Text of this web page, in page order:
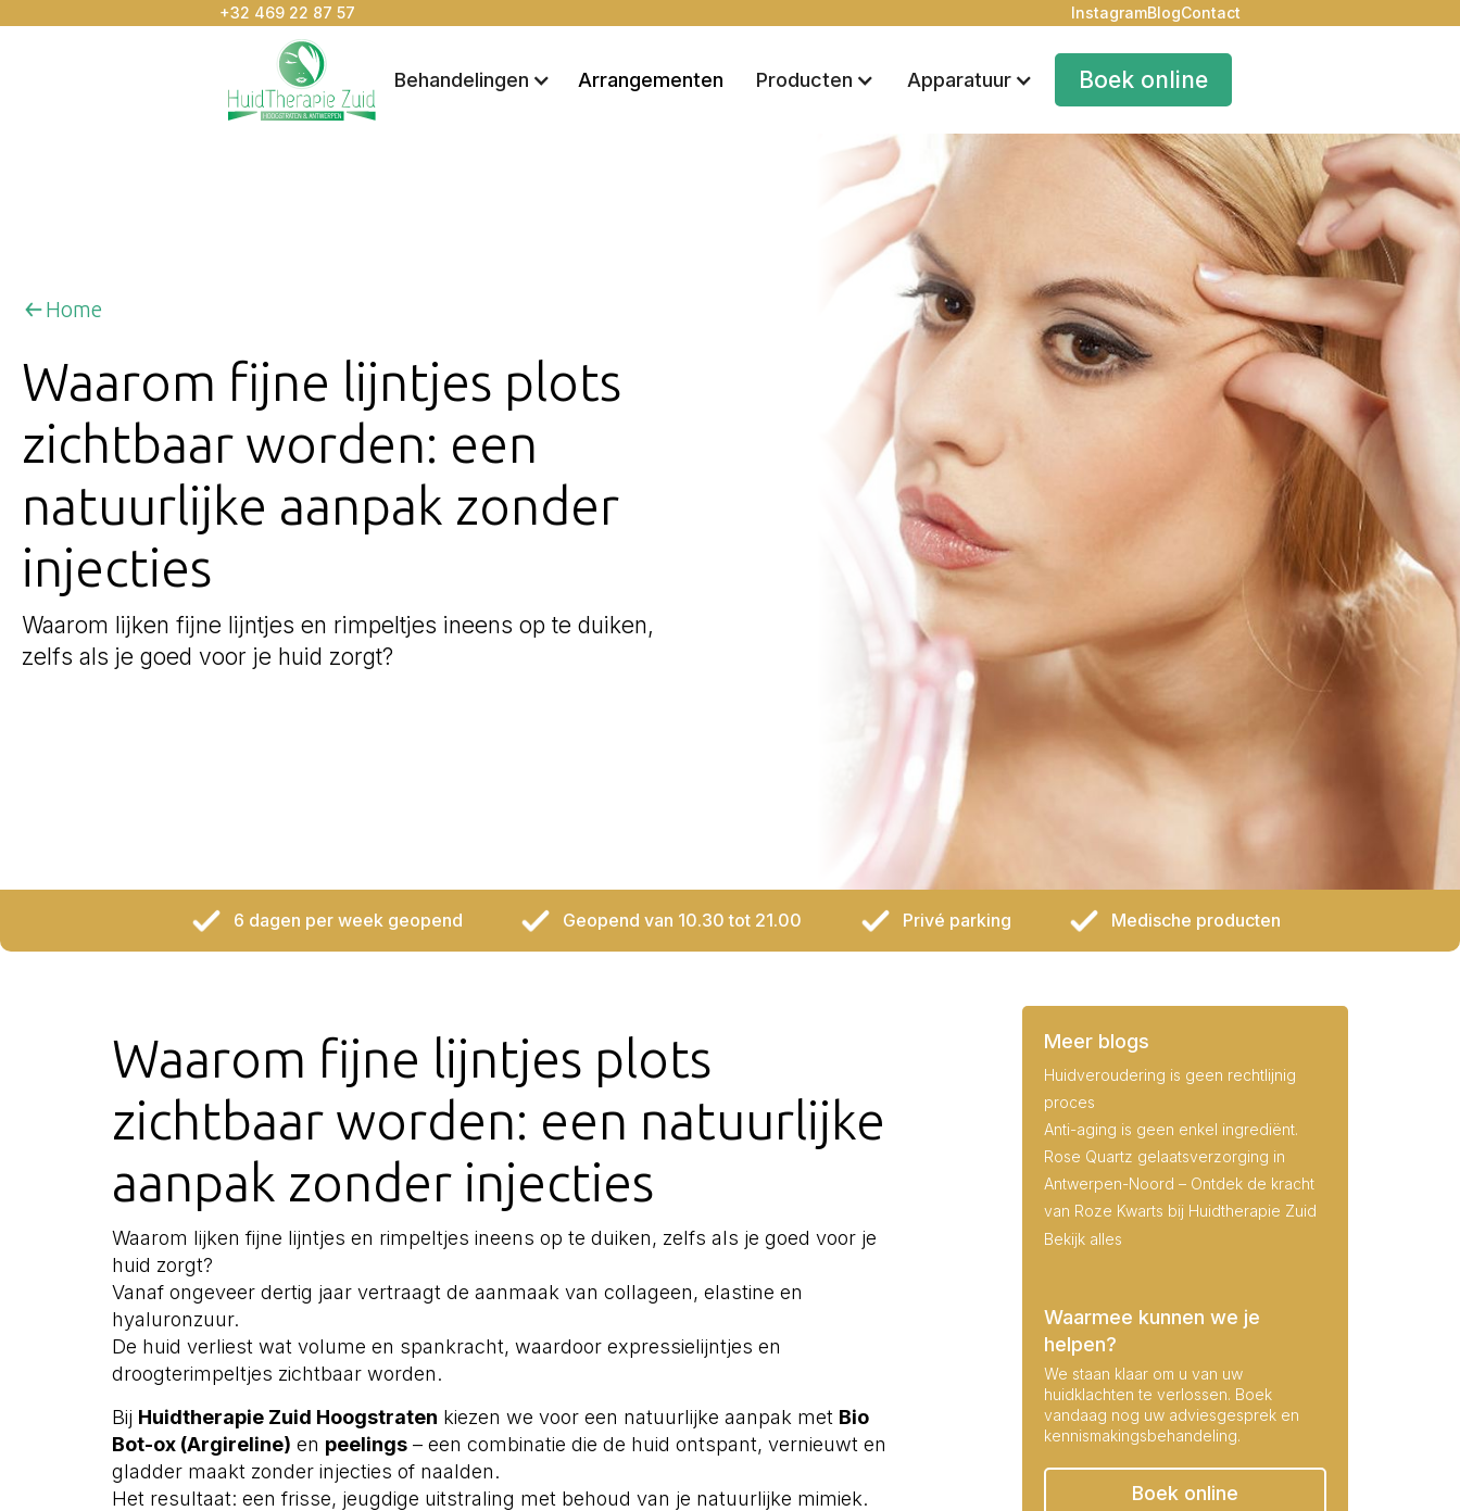
+32 469 22 87 57 InstagramBlogContact
Behandelingen Arrangementen Producten Apparatuur Boek online
Home
Waarom fijne lijntjes plots
zichtbaar worden: een
natuurlijke aanpak zonder
injecties
Waarom lijken fijne lijntjes en rimpeltjes ineens op te duiken,
zelfs als je goed voor je huid zorgt?
6 dagen per week geopend Geopend van 10.30 tot 21.00 Privé parking Medische producten
Waarom fijne lijntjes plots
zichtbaar worden: een natuurlijke
aanpak zonder injecties
Waarom lijken fijne lijntjes en rimpeltjes ineens op te duiken, zelfs als je goed voor je
huid zorgt?
Vanaf ongeveer dertig jaar vertraagt de aanmaak van collageen, elastine en
hyaluronzuur.
De huid verliest wat volume en spankracht, waardoor expressielijntjes en
droogterimpeltjes zichtbaar worden.
Bij Huidtherapie Zuid Hoogstraten kiezen we voor een natuurlijke aanpak met Bio
Bot-ox (Argireline) en peelings – een combinatie die de huid ontspant, vernieuwt en
gladder maakt zonder injecties of naalden.
Het resultaat: een frisse, jeugdige uitstraling met behoud van je natuurlijke mimiek.
Meer blogs
Huidveroudering is geen rechtlijnig
proces
Anti-aging is geen enkel ingrediënt.
Rose Quartz gelaatsverzorging in
Antwerpen-Noord – Ontdek de kracht
van Roze Kwarts bij Huidtherapie Zuid
Bekijk alles
Waarmee kunnen we je
helpen?
We staan klaar om u van uw
huidklachten te verlossen. Boek
vandaag nog uw adviesgesprek en
kennismakingsbehandeling.
Boek online